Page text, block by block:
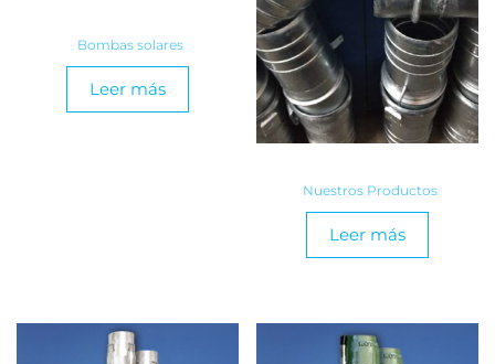
Bombas solares
Leer más
Nuestros Productos
Leer más